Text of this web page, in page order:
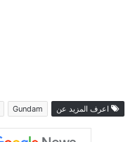
اعرف المزيد عن Gundam